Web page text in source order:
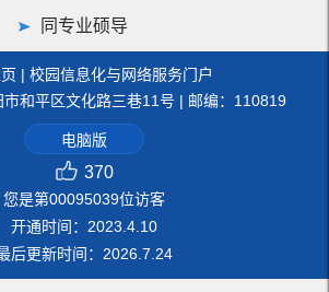
同专业硕导
| 校园信息化与网络服务门户
和平区文化路三巷11号 | 邮编：110819
电脑版
370
您是第00095039位访客
开通时间： 2023 4 10
后更新时间： 2026 7 24